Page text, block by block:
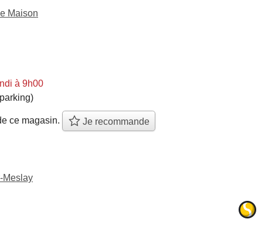
Maison
à 9h00
ce magasin. Je recommande
Meslay